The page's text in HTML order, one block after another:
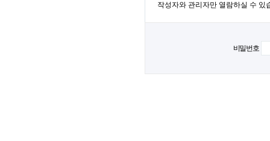
작성자와 관리자만 열람하실 수 있
비밀번호